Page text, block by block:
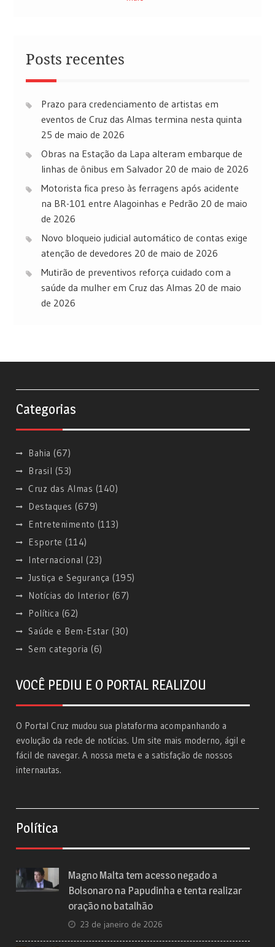
Posts recentes
Prazo para credenciamento de artistas em
eventos de Cruz das Almas termina nesta quinta
25 de maio de 2026
Obras na Estação da Lapa alteram embarque de
linhas de ônibus em Salvador 20 de maio de 2026
Motorista fica preso às ferragens após acidente
na BR-101 entre Alagoinhas e Pedrão 20 de maio
de 2026
Novo bloqueio judicial automático de contas exige
atenção de devedores 20 de maio de 2026
Mutirão de preventivos reforça cuidado com a
saúde da mulher em Cruz das Almas 20 de maio
de 2026
Categorias
Bahia (67)
Brasil (53)
Cruz das Almas (140)
Destaques (679)
Entretenimento (113)
Esporte (114)
Internacional (23)
Justiça e Segurança (195)
Notícias do Interior (67)
Política (62)
Saúde e Bem-Estar (30)
Sem categoria (6)
VOCÊ PEDIU E O PORTAL REALIZOU
O Portal Cruz mudou sua plataforma acompanhando a
evolução da rede de notícias. Um site mais moderno, ágil e
fácil de navegar. A nossa meta e a satisfação de nossos
internautas.
Política
Magno Malta tem acesso negado a
Bolsonaro na Papudinha e tenta realizar
oração no batalhão
23 de janeiro de 2026